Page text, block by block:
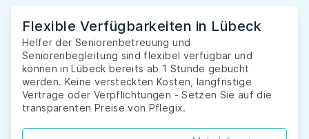
Flexible Verfügbarkeiten in Lübeck
Helfer der Seniorenbetreuung und
Seniorenbegleitung sind flexibel verfügbar und
können in Lübeck bereits ab 1 Stunde gebucht
werden. Keine versteckten Kosten, langfristige
Verträge oder Verpflichtungen - Setzen Sie auf die
transparenten Preise von Pflegix.